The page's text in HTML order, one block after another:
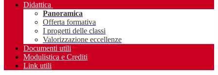
Didattica
Panoramica
Offerta formativa
I progetti delle classi
Valorizzazione eccellenze
Documenti utili
Modulistica e Crediti
Link utili